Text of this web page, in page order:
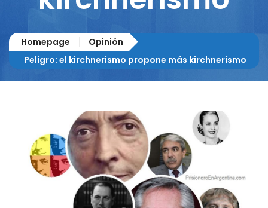
Homepage
Opinión
Peligro: el kirchnerismo propone más kirchnerismo